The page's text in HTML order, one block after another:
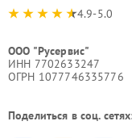
4.9-5.0
ООО "Русервис"
ИНН 7702633247
ОГРН 1077746335776
Поделиться в соц.